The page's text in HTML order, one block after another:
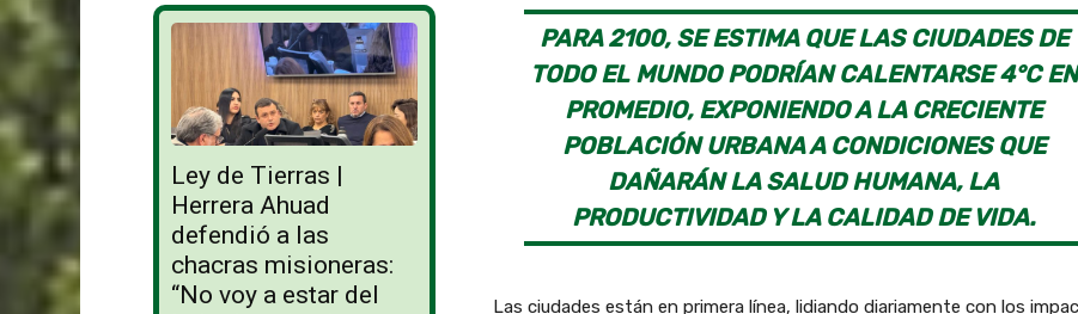
Ley de Tierras |
Herrera Ahuad
defendió a las
chacras misioneras:
“No voy a estar del
PARA 2100, SE ESTIMA QUE LAS CIUDADES DE
TODO EL MUNDO PODRÍAN CALENTARSE 4°C EN
PROMEDIO, EXPONIENDO A LA CRECIENTE
POBLACIÓN URBANA A CONDICIONES QUE
DAÑARÁN LA SALUD HUMANA, LA
PRODUCTIVIDAD Y LA CALIDAD DE VIDA.
Las ciudades están en primera línea, lidiando diariamente con los